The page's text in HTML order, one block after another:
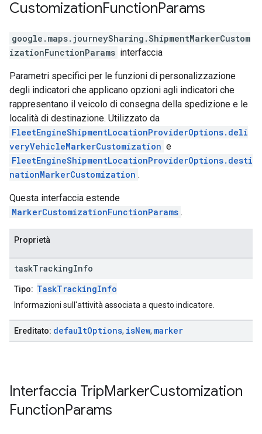
CustomizationFunctionParams
google.maps.journeySharing .ShipmentMarkerCustom
izationFunctionParams interfaccia
Parametri specifici per le funzioni di personalizzazione
degli indicatori che applicano opzioni agli indicatori che
rappresentano il veicolo di consegna della spedizione e le
località di destinazione. Utilizzato da
FleetEngineShipmentLocationProviderOptions.deli
veryVehicleMarkerCustomization e
FleetEngineShipmentLocationProviderOptions.desti
nationMarkerCustomization .
Questa interfaccia estende
MarkerCustomizationFunctionParams .
Proprietà
taskTrackingInfo
Tipo: TaskTrackingInfo
Informazioni sull'attività associata a questo indicatore.
Ereditato: defaultOptions, isNew, marker
Interfaccia TripMarkerCustomization
FunctionParams